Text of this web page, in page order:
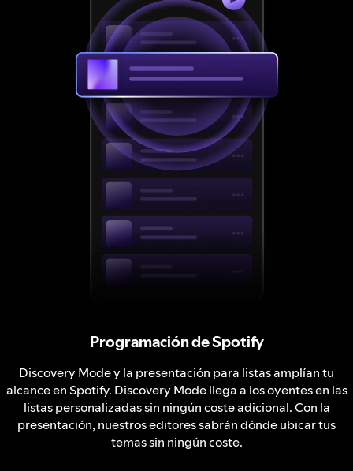
Programación de Spotify
Discovery Mode y la presentación para listas amplían tu
alcance en Spotify. Discovery Mode llega a los oyentes en las
listas personalizadas sin ningún coste adicional. Con la
presentación, nuestros editores sabrán dónde ubicar tus
temas sin ningún coste.